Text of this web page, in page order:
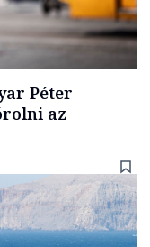
Péter
az